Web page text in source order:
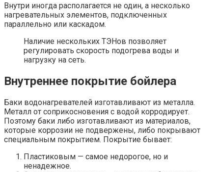
Внутри иногда располагается не один, а несколько
нагревательных элементов, подключенных
параллельно или каскадом.
Наличие нескольких ТЭНов позволяет
регулировать скорость подогрева воды и
нагрузку на сеть.
Внутреннее покрытие бойлера
Баки водонагревателей изготавливают из металла.
Металл от соприкосновения с водой корродирует.
Поэтому баки либо изготавливают из материалов,
которые коррозии не подвержены, либо покрывают
специальным покрытием. Покрытие бывает:
Пластиковым — самое недорогое, но и
ненадежное.